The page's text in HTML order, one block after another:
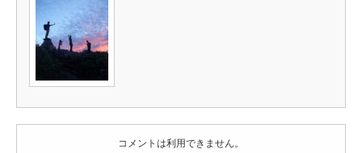
コメントは利用できません。